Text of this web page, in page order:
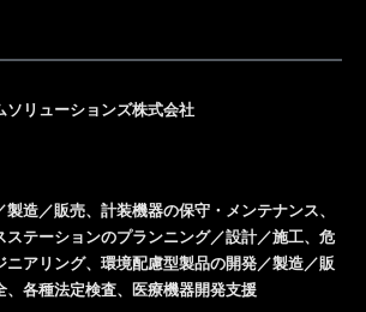
ソリューションズ株式会社
造／販売、計装機器の保守・メンテナンス、
ステーションのプランニング／設計／施工、危
ニアリング、環境配慮型製品の開発／製造／販
、各種法定検査、医療機器開発支援